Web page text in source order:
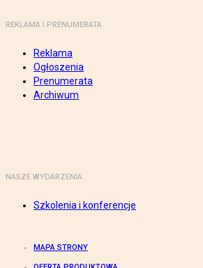
REKLAMA I PRENUMERATA
Reklama
Ogłoszenia
Prenumerata
Archiwum
NASZE WYDARZENIA
Szkolenia i konferencje
MAPA STRONY